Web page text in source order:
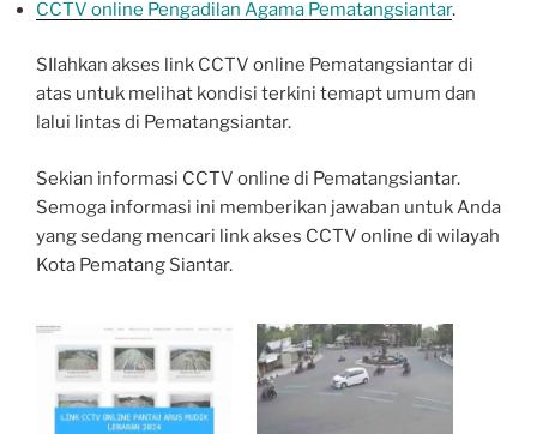
CCTV online Pengadilan Agama Pematangsiantar.
SIlahkan akses link CCTV online Pematangsiantar di
atas untuk melihat kondisi terkini temapt umum dan
lalui lintas di Pematangsiantar.
Sekian informasi CCTV online di Pematangsiantar.
Semoga informasi ini memberikan jawaban untuk Anda
yang sedang mencari link akses CCTV online di wilayah
Kota Pematang Siantar.